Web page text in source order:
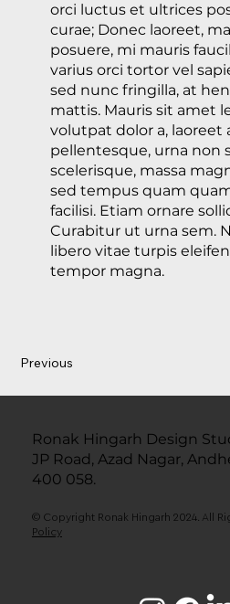
Previous
orci luctus et ultrices
curae; Donec laoreet,
posuere, mi mauris
varius orci tortor vel
sed nunc fringilla, at
mattis. Mauris sit amet
volutpat dolor a, laoreet
pellentesque, urna non
scelerisque, massa
sed tempus quam
facilisi. Etiam ornare
Curabitur ut urna sem.
libero vitae turpis
tempor magna.
Ronak Hingarh Design
JP Road, Azad Nagar,
400 058.
© Copyright Ronak Hingarh 2024. All
Policy